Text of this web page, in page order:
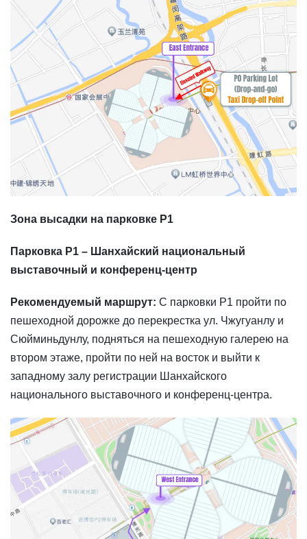
Зона высадки на парковке P1
Парковка P1 – Шанхайский национальный
выставочный и конференц-центр
Рекомендуемый маршрут: С парковки P1 пройти по
пешеходной дорожке до перекрестка ул. Чжугуанлу и
Сюйминьдунлу, подняться на пешеходную галерею на
втором этаже, пройти по ней на восток и выйти к
западному залу регистрации Шанхайского
национального выставочного и конференц-центра.